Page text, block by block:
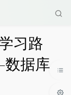
习路
数据库